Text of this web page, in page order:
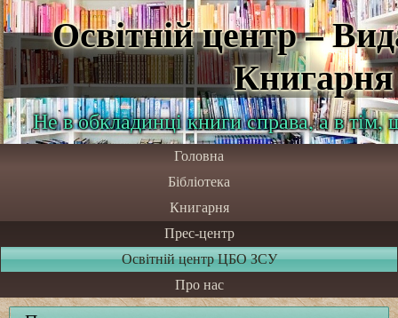
Освітній центр –
Книгарня
Не в обкладинці книги справа, а в
Головна
Бібліотека
Книгарня
Прес-центр
Освітній центр ЦБО ЗСУ
Про нас